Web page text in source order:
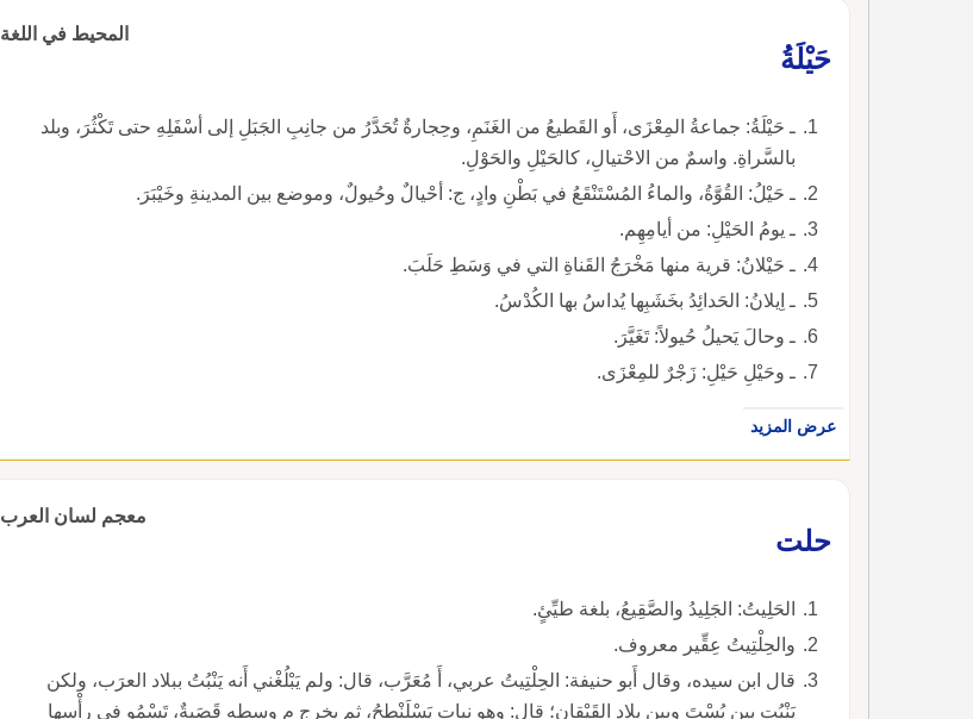
المحيط في اللغة
حَيْلَةُ
ـ حَيْلَةُ: جماعةُ المِعْزَى، أَو القَطيعُ من الغَنَمِ، وحِجارةٌ تُحَدَّرُ من جانِبِ الجَبَلِ إلى أسْفَلِهِ حتى تَكْثُرَ، وبلد
بالسَّراةِ. واسمٌ من الاحْتيالِ، كالحَيْلِ والحَوْلِ.
ـ حَيْلُ: القُوَّةُ، والماءُ المُسْتَنْقَعُ في بَطْنِ وادٍ، ج: أحْيالٌ وحُيولٌ، وموضع بين المدينةِ وخَيْبَرَ.
ـ يومُ الحَيْلِ: من أيامِهِم.
ـ حَيْلانُ: قرية منها مَخْرَجُ القَناةِ التي في وَسَطِ حَلَبَ.
ـ اِيلانُ: الحَدائِدُ بخَشَبِها يُداسُ بها الكُدْسُ.
ـ وحالَ يَحيلُ حُيولاً: تَغَيَّرَ.
ـ وحَيْلِ حَيْلِ: زَجْرٌ للمِعْزَى.
عرض المزيد
معجم لسان العرب
حلت
الحَلِيتُ: الجَلِيدُ والصَّقِيعُ، بلغة طيِّئٍ.
والحِلْتِيتُ عِقِّير معروف.
قال ابن سيده، وقال أَبو حنيفة: الحِلْتِيتُ عربي، أَ مُعَرَّب، قال: ولم يَبْلُغْني أَنه يَنْبُتُ ببلاد العرَب، ولكن
يَنْبُت بين بُسْتَ وبين بلادِ القَيْقانِ؛ قال: وهو نبات يَسْلَنْطِحُ، ثم يخرج م وسطه قَصَبةٌ، تَسْمُو في رأْسها